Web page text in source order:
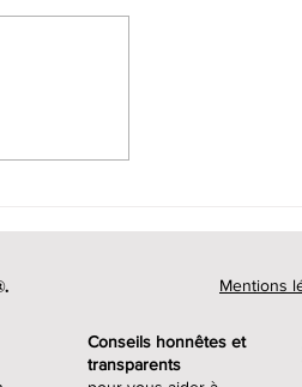
Mentions
Conseils honnêtes et
transparents